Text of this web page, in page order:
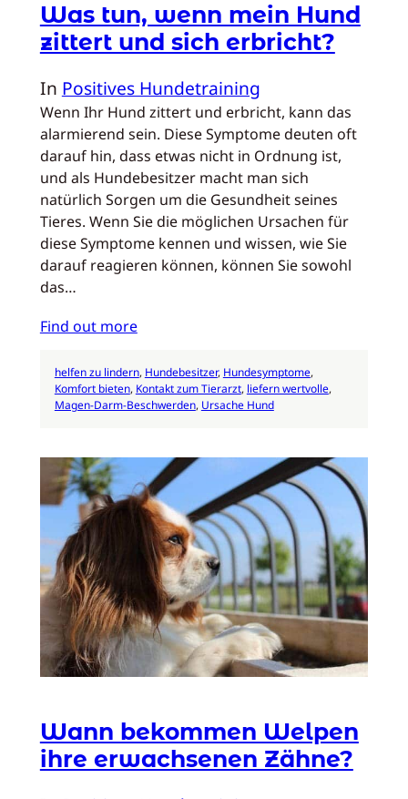
Was tun, wenn mein Hund
zittert und sich erbricht?
In Positives Hundetraining
Wenn Ihr Hund zittert und erbricht, kann das
alarmierend sein. Diese Symptome deuten oft
darauf hin, dass etwas nicht in Ordnung ist,
und als Hundebesitzer macht man sich
natürlich Sorgen um die Gesundheit seines
Tieres. Wenn Sie die möglichen Ursachen für
diese Symptome kennen und wissen, wie Sie
darauf reagieren können, können Sie sowohl
das…
Find out more
helfen zu lindern, Hundebesitzer, Hundesymptome
Komfort bieten, Kontakt zum Tierarzt, liefern wertvolle
Magen-Darm-Beschwerden, Ursache Hund
Wann bekommen Welpen
ihre erwachsenen Zähne?